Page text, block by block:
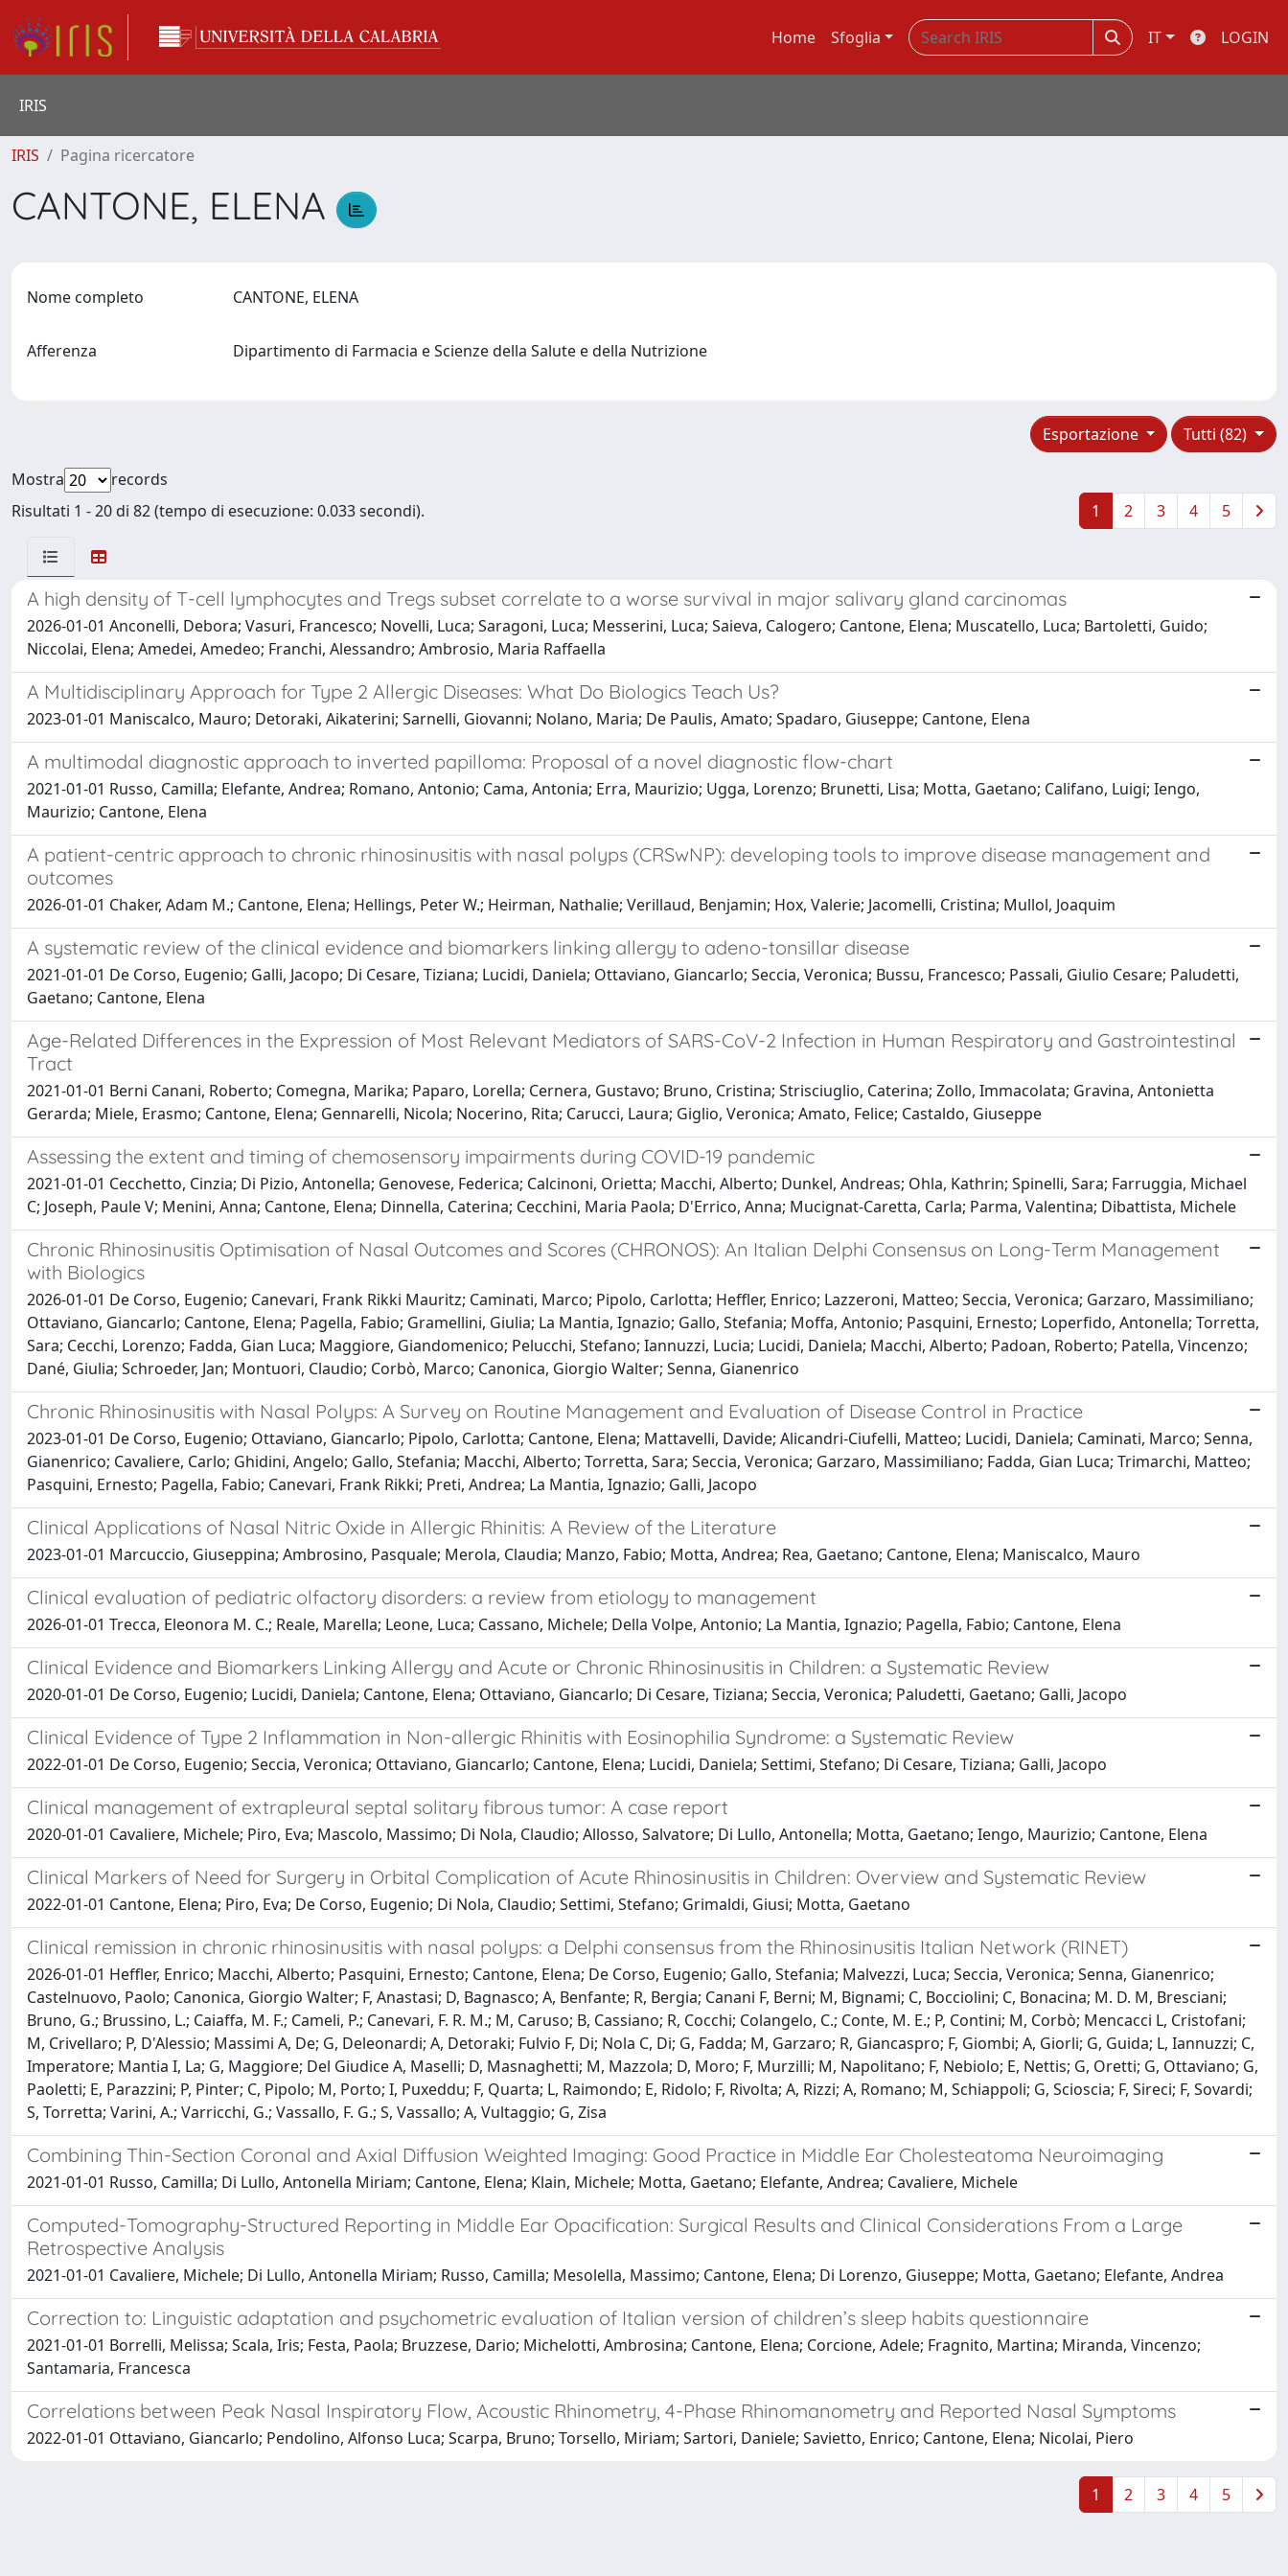
Home Sfoglia IT LOGIN
IRIS
IRIS Pagina ricercatore
CANTONE, ELENA
Nome completo CANTONE, ELENA
Afferenza Dipartimento di Farmacia e Scienze della Salute e della Nutrizione
Tutti (82)
Esportazione
Mostra
records
Risultati 1 - 20 di 82 (tempo di esecuzione: 0.033 secondi).
1 2 3 4 5
A high density of T-cell lymphocytes and Tregs subset correlate to a worse survival in major salivary gland carcinomas
2026-01-01 Anconelli, Debora; Vasuri, Francesco; Novelli, Luca; Saragoni, Luca; Messerini, Luca; Saieva, Calogero; Cantone, Elena; Muscatello, Luca; Bartoletti, Guido;
Niccolai, Elena; Amedei, Amedeo; Franchi, Alessandro; Ambrosio, Maria Raffaella
A Multidisciplinary Approach for Type 2 Allergic Diseases: What Do Biologics Teach Us?
2023-01-01 Maniscalco, Mauro; Detoraki, Aikaterini; Sarnelli, Giovanni; Nolano, Maria; De Paulis, Amato; Spadaro, Giuseppe; Cantone, Elena
A multimodal diagnostic approach to inverted papilloma: Proposal of a novel diagnostic flow-chart
2021-01-01 Russo, Camilla; Elefante, Andrea; Romano, Antonio; Cama, Antonia; Erra, Maurizio; Ugga, Lorenzo; Brunetti, Lisa; Motta, Gaetano; Califano, Luigi; Iengo,
Maurizio; Cantone, Elena
A patient-centric approach to chronic rhinosinusitis with nasal polyps (CRSwNP): developing tools to improve disease management and
outcomes
2026-01-01 Chaker, Adam M.; Cantone, Elena; Hellings, Peter W.; Heirman, Nathalie; Verillaud, Benjamin; Hox, Valerie; Jacomelli, Cristina; Mullol, Joaquim
A systematic review of the clinical evidence and biomarkers linking allergy to adeno-tonsillar disease
2021-01-01 De Corso, Eugenio; Galli, Jacopo; Di Cesare, Tiziana; Lucidi, Daniela; Ottaviano, Giancarlo; Seccia, Veronica; Bussu, Francesco; Passali, Giulio Cesare; Paludetti,
Gaetano; Cantone, Elena
Age-Related Differences in the Expression of Most Relevant Mediators of SARS-CoV-2 Infection in Human Respiratory and Gastrointestinal
Tract
2021-01-01 Berni Canani, Roberto; Comegna, Marika; Paparo, Lorella; Cernera, Gustavo; Bruno, Cristina; Strisciuglio, Caterina; Zollo, Immacolata; Gravina, Antonietta
Gerarda; Miele, Erasmo; Cantone, Elena; Gennarelli, Nicola; Nocerino, Rita; Carucci, Laura; Giglio, Veronica; Amato, Felice; Castaldo, Giuseppe
Assessing the extent and timing of chemosensory impairments during COVID-19 pandemic
2021-01-01 Cecchetto, Cinzia; Di Pizio, Antonella; Genovese, Federica; Calcinoni, Orietta; Macchi, Alberto; Dunkel, Andreas; Ohla, Kathrin; Spinelli, Sara; Farruggia, Michael
C; Joseph, Paule V; Menini, Anna; Cantone, Elena; Dinnella, Caterina; Cecchini, Maria Paola; D'Errico, Anna; Mucignat-Caretta, Carla; Parma, Valentina; Dibattista, Michele
Chronic Rhinosinusitis Optimisation of Nasal Outcomes and Scores (CHRONOS): An Italian Delphi Consensus on Long-Term Management
with Biologics
2026-01-01 De Corso, Eugenio; Canevari, Frank Rikki Mauritz; Caminati, Marco; Pipolo, Carlotta; Heffler, Enrico; Lazzeroni, Matteo; Seccia, Veronica; Garzaro, Massimiliano;
Ottaviano, Giancarlo; Cantone, Elena; Pagella, Fabio; Gramellini, Giulia; La Mantia, Ignazio; Gallo, Stefania; Moffa, Antonio; Pasquini, Ernesto; Loperfido, Antonella; Torretta,
Sara; Cecchi, Lorenzo; Fadda, Gian Luca; Maggiore, Giandomenico; Pelucchi, Stefano; Iannuzzi, Lucia; Lucidi, Daniela; Macchi, Alberto; Padoan, Roberto; Patella, Vincenzo;
Dané, Giulia; Schroeder, Jan; Montuori, Claudio; Corbò, Marco; Canonica, Giorgio Walter; Senna, Gianenrico
Chronic Rhinosinusitis with Nasal Polyps: A Survey on Routine Management and Evaluation of Disease Control in Practice
2023-01-01 De Corso, Eugenio; Ottaviano, Giancarlo; Pipolo, Carlotta; Cantone, Elena; Mattavelli, Davide; Alicandri-Ciufelli, Matteo; Lucidi, Daniela; Caminati, Marco; Senna,
Gianenrico; Cavaliere, Carlo; Ghidini, Angelo; Gallo, Stefania; Macchi, Alberto; Torretta, Sara; Seccia, Veronica; Garzaro, Massimiliano; Fadda, Gian Luca; Trimarchi, Matteo;
Pasquini, Ernesto; Pagella, Fabio; Canevari, Frank Rikki; Preti, Andrea; La Mantia, Ignazio; Galli, Jacopo
Clinical Applications of Nasal Nitric Oxide in Allergic Rhinitis: A Review of the Literature
2023-01-01 Marcuccio, Giuseppina; Ambrosino, Pasquale; Merola, Claudia; Manzo, Fabio; Motta, Andrea; Rea, Gaetano; Cantone, Elena; Maniscalco, Mauro
Clinical evaluation of pediatric olfactory disorders: a review from etiology to management
2026-01-01 Trecca, Eleonora M. C.; Reale, Marella; Leone, Luca; Cassano, Michele; Della Volpe, Antonio; La Mantia, Ignazio; Pagella, Fabio; Cantone, Elena
Clinical Evidence and Biomarkers Linking Allergy and Acute or Chronic Rhinosinusitis in Children: a Systematic Review
2020-01-01 De Corso, Eugenio; Lucidi, Daniela; Cantone, Elena; Ottaviano, Giancarlo; Di Cesare, Tiziana; Seccia, Veronica; Paludetti, Gaetano; Galli, Jacopo
Clinical Evidence of Type 2 Inflammation in Non-allergic Rhinitis with Eosinophilia Syndrome: a Systematic Review
2022-01-01 De Corso, Eugenio; Seccia, Veronica; Ottaviano, Giancarlo; Cantone, Elena; Lucidi, Daniela; Settimi, Stefano; Di Cesare, Tiziana; Galli, Jacopo
Clinical management of extrapleural septal solitary fibrous tumor: A case report
2020-01-01 Cavaliere, Michele; Piro, Eva; Mascolo, Massimo; Di Nola, Claudio; Allosso, Salvatore; Di Lullo, Antonella; Motta, Gaetano; Iengo, Maurizio; Cantone, Elena
Clinical Markers of Need for Surgery in Orbital Complication of Acute Rhinosinusitis in Children: Overview and Systematic Review
2022-01-01 Cantone, Elena; Piro, Eva; De Corso, Eugenio; Di Nola, Claudio; Settimi, Stefano; Grimaldi, Giusi; Motta, Gaetano
Clinical remission in chronic rhinosinusitis with nasal polyps: a Delphi consensus from the Rhinosinusitis Italian Network (RINET)
2026-01-01 Heffler, Enrico; Macchi, Alberto; Pasquini, Ernesto; Cantone, Elena; De Corso, Eugenio; Gallo, Stefania; Malvezzi, Luca; Seccia, Veronica; Senna, Gianenrico;
Castelnuovo, Paolo; Canonica, Giorgio Walter; F, Anastasi; D, Bagnasco; A, Benfante; R, Bergia; Canani F, Berni; M, Bignami; C, Bocciolini; C, Bonacina; M. D. M, Bresciani;
Bruno, G.; Brussino, L.; Caiaffa, M. F.; Cameli, P.; Canevari, F. R. M.; M, Caruso; B, Cassiano; R, Cocchi; Colangelo, C.; Conte, M. E.; P, Contini; M, Corbò; Mencacci L, Cristofani;
M, Crivellaro; P, D'Alessio; Massimi A, De; G, Deleonardi; A, Detoraki; Fulvio F, Di; Nola C, Di; G, Fadda; M, Garzaro; R, Giancaspro; F, Giombi; A, Giorli; G, Guida; L, Iannuzzi; C,
Imperatore; Mantia I, La; G, Maggiore; Del Giudice A, Maselli; D, Masnaghetti; M, Mazzola; D, Moro; F, Murzilli; M, Napolitano; F, Nebiolo; E, Nettis; G, Oretti; G, Ottaviano; G,
Paoletti; E, Parazzini; P, Pinter; C, Pipolo; M, Porto; I, Puxeddu; F, Quarta; L, Raimondo; E, Ridolo; F, Rivolta; A, Rizzi; A, Romano; M, Schiappoli; G, Scioscia; F, Sireci; F, Sovardi;
S, Torretta; Varini, A.; Varricchi, G.; Vassallo, F. G.; S, Vassallo; A, Vultaggio; G, Zisa
Combining Thin-Section Coronal and Axial Diffusion Weighted Imaging: Good Practice in Middle Ear Cholesteatoma Neuroimaging
2021-01-01 Russo, Camilla; Di Lullo, Antonella Miriam; Cantone, Elena; Klain, Michele; Motta, Gaetano; Elefante, Andrea; Cavaliere, Michele
Computed-Tomography-Structured Reporting in Middle Ear Opacification: Surgical Results and Clinical Considerations From a Large
Retrospective Analysis
2021-01-01 Cavaliere, Michele; Di Lullo, Antonella Miriam; Russo, Camilla; Mesolella, Massimo; Cantone, Elena; Di Lorenzo, Giuseppe; Motta, Gaetano; Elefante, Andrea
Correction to: Linguistic adaptation and psychometric evaluation of Italian version of children’s sleep habits questionnaire
2021-01-01 Borrelli, Melissa; Scala, Iris; Festa, Paola; Bruzzese, Dario; Michelotti, Ambrosina; Cantone, Elena; Corcione, Adele; Fragnito, Martina; Miranda, Vincenzo;
Santamaria, Francesca
Correlations between Peak Nasal Inspiratory Flow, Acoustic Rhinometry, 4-Phase Rhinomanometry and Reported Nasal Symptoms
2022-01-01 Ottaviano, Giancarlo; Pendolino, Alfonso Luca; Scarpa, Bruno; Torsello, Miriam; Sartori, Daniele; Savietto, Enrico; Cantone, Elena; Nicolai, Piero
1 2 3 4 5